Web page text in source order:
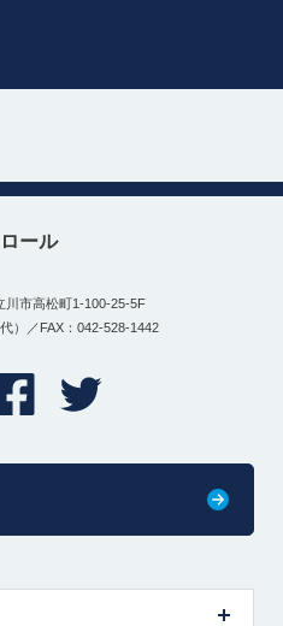
ール
川市高松町1-100-25-5F
）／FAX：042-528-1442